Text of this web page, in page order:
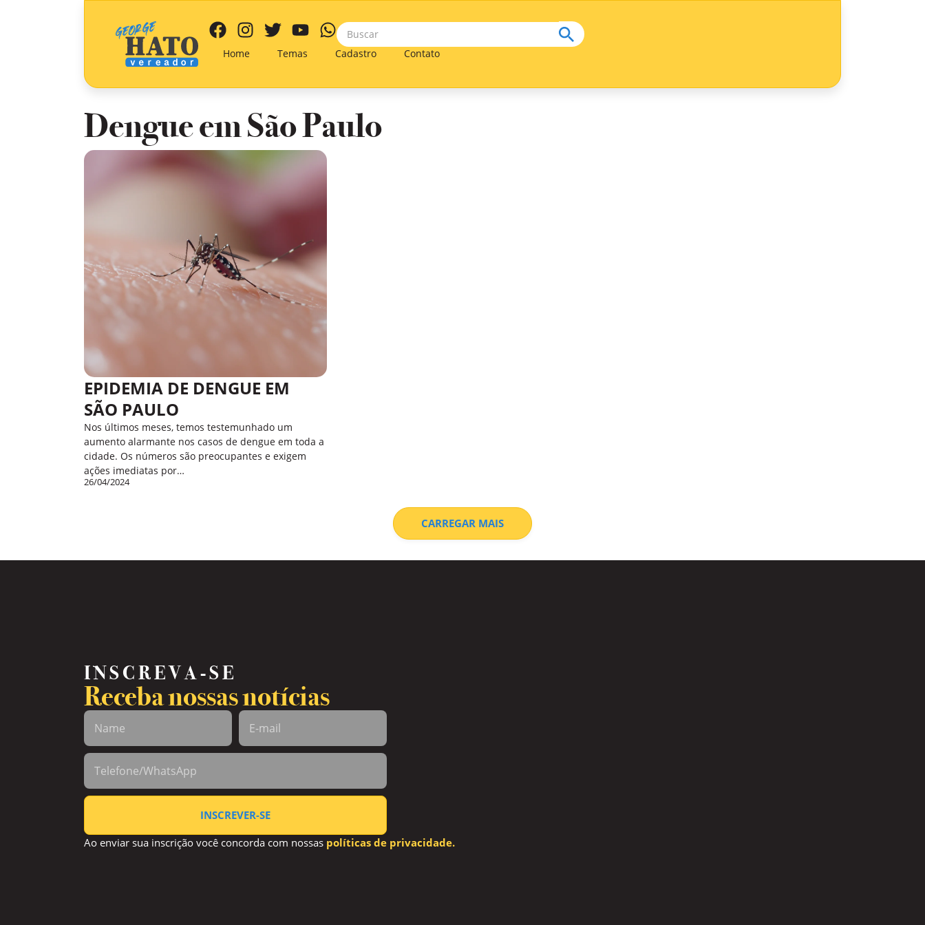
Home Temas Cadastro Contato
Dengue em São Paulo
EPIDEMIA DE DENGUE EM
SÃO PAULO
Nos últimos meses, temos testemunhado um
aumento alarmante nos casos de dengue em toda a
cidade. Os números são preocupantes e exigem
ações imediatas por…
26/04/2024
CARREGAR MAIS
INSCREVA-SE
Receba nossas notícias
INSCREVER-SE
Ao enviar sua inscrição você concorda com nossas políticas de privacidade.